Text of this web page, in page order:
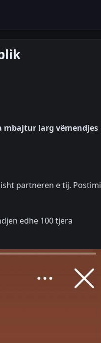
mbajtur larg vëmendjes
partneren e tij. Postimi
edhe 100 tjera